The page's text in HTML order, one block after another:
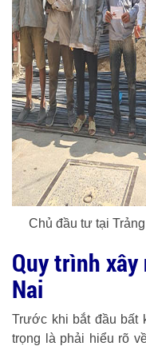
Chủ đầu tư tại
Quy trình
Nai
Trước khi bắt đầu bất
trọng là phải hiểu rõ